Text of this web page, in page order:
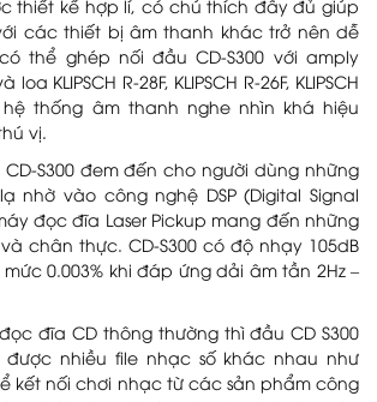
thiết kế hợp lí, có chú thích đầy đủ giúp
các thiết bị âm thanh khác trở nên dễ
thể ghép nối đầu CD-S300 với amply
KLIPSCH R-28F, KLIPSCH R-26F, KLIPSCH
hệ thống âm thanh nghe nhìn khá hiệu
vị.
S300 đem đến cho người dùng những
nhờ vào công nghệ DSP (Digital Signal
đọc đĩa Laser Pickup mang đến những
chân thực. CD-S300 có độ nhạy 105dB
0.003% khi đáp ứng dải âm tần 2Hz –
đĩa CD thông thường thì đầu CD S300
nhiều file nhạc số khác nhau như
kết nối chơi nhạc từ các sản phẩm công